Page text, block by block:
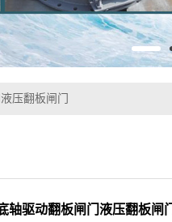
压翻板闸门
轴驱动翻板闸门液压翻板闸门